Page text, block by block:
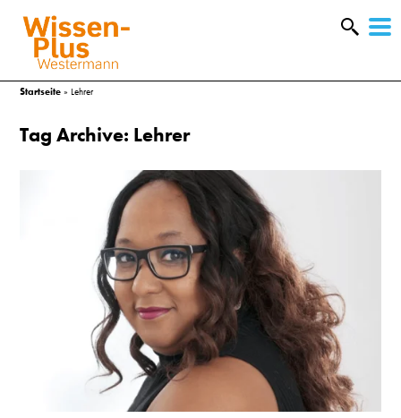
Startseite » Lehrer
Tag Archive: Lehrer